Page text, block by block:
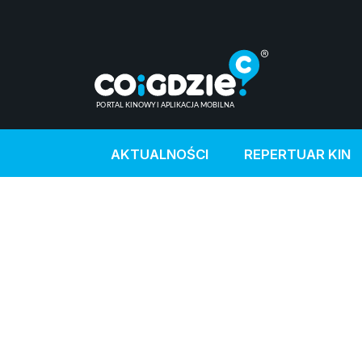
AKTUALNOŚCI REPERTUAR KIN